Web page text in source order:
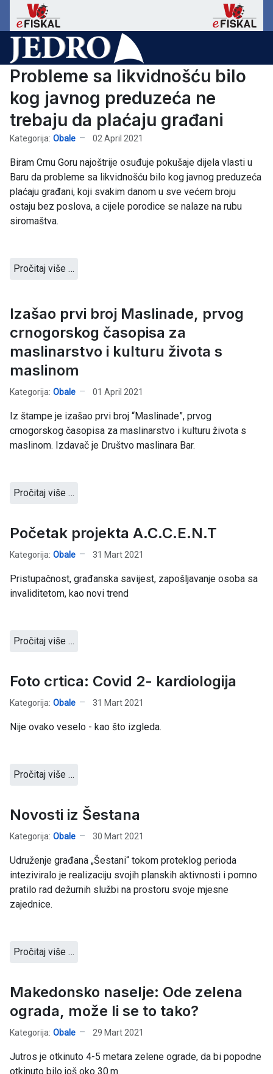
Probleme sa likvidnošću bilo
kog javnog preduzeća ne
trebaju da plaćaju građani
Kategorija: Obale 02 April 2021
Biram Crnu Goru najoštrije osuđuje pokušaje dijela vlasti u
Baru da probleme sa likvidnošću bilo kog javnog preduzeća
plaćaju građani, koji svakim danom u sve većem broju
ostaju bez poslova, a cijele porodice se nalaze na rubu
siromaštva.
Pročitaj više …
Izašao prvi broj Maslinade, prvog
crnogorskog časopisa za
maslinarstvo i kulturu života s
maslinom
Kategorija: Obale 01 April 2021
Iz štampe je izašao prvi broj “Maslinade”, prvog
crnogorskog časopisa za maslinarstvo i kulturu života s
maslinom. Izdavač je Društvo maslinara Bar.
Pročitaj više …
Početak projekta A.C.C.E.N.T
Kategorija: Obale 31 Mart 2021
Pristupačnost, građanska savijest, zapošljavanje osoba sa
invaliditetom, kao novi trend
Pročitaj više …
Foto crtica: Covid 2- kardiologija
Kategorija: Obale 31 Mart 2021
Nije ovako veselo - kao što izgleda.
Pročitaj više …
Novosti iz Šestana
Kategorija: Obale 30 Mart 2021
Udruženje građana „Šestani“ tokom proteklog perioda
inteziviralo je realizaciju svojih planskih aktivnosti i pomno
pratilo rad dežurnih službi na prostoru svoje mjesne
zajednice.
Pročitaj više …
Makedonsko naselje: Ode zelena
ograda, može li se to tako?
Kategorija: Obale 29 Mart 2021
Jutros je otkinuto 4-5 metara zelene ograde, da bi popodne
otkinuto bilo još oko 30.m.